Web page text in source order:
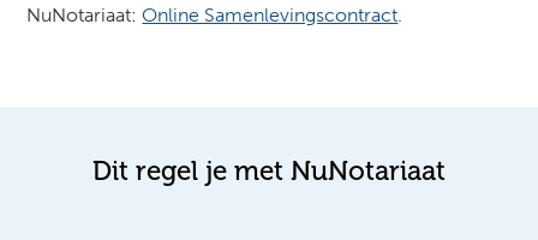
NuNotariaat:Online Samenlevingscontract.
Dit regel je met NuNotariaat